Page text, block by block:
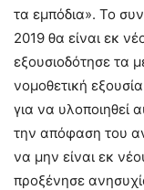
τα εμπόδια». Το
2019 θα είναι εκ
εξουσιοδότησε τα
νομοθετική
για να υλοποιηθεί
την απόφαση του
να μην είναι εκ
προξένησε